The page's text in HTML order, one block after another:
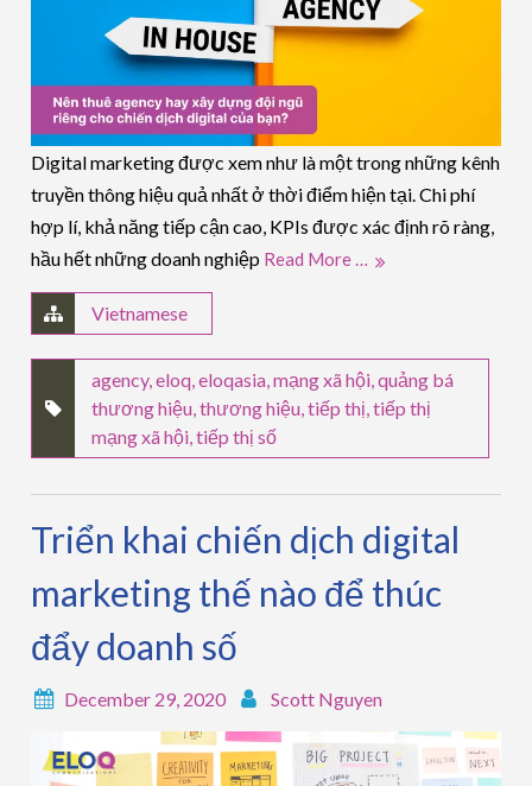
Digital marketing được xem như là một trong những kênh
truyền thông hiệu quả nhất ở thời điểm hiện tại. Chi phí
hợp lí, khả năng tiếp cận cao, KPIs được xác định rõ ràng,
hầu hết những doanh nghiệp Read More …
Vietnamese
agency,eloq,eloqasia,mạng xã hội,quảng bá
thương hiệu,thương hiệu,tiếp thị,tiếp thị
mạng xã hội,tiếp thị số
Triển khai chiến dịch digital
marketing thế nào để thúc
đẩy doanh số
December 29, 2020 Scott Nguyen